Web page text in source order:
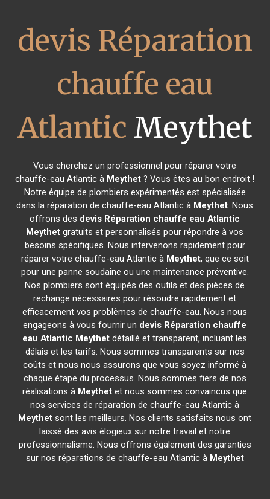
devis Réparation
chauffe eau
Atlantic Meythet
Vous cherchez un professionnel pour réparer votre
chauffe-eau Atlantic à Meythet ? Vous êtes au bon endroit !
Notre équipe de plombiers expérimentés est spécialisée
dans la réparation de chauffe-eau Atlantic à Meythet. Nous
offrons des devis Réparation chauffe eau Atlantic
Meythet gratuits et personnalisés pour répondre à vos
besoins spécifiques. Nous intervenons rapidement pour
réparer votre chauffe-eau Atlantic à Meythet, que ce soit
pour une panne soudaine ou une maintenance préventive.
Nos plombiers sont équipés des outils et des pièces de
rechange nécessaires pour résoudre rapidement et
efficacement vos problèmes de chauffe-eau. Nous nous
engageons à vous fournir un devis Réparation chauffe
eau Atlantic Meythet détaillé et transparent, incluant les
délais et les tarifs. Nous sommes transparents sur nos
coûts et nous nous assurons que vous soyez informé à
chaque étape du processus. Nous sommes fiers de nos
réalisations à Meythet et nous sommes convaincus que
nos services de réparation de chauffe-eau Atlantic à
Meythet sont les meilleurs. Nos clients satisfaits nous ont
laissé des avis élogieux sur notre travail et notre
professionnalisme. Nous offrons également des garanties
sur nos réparations de chauffe-eau Atlantic à Meythet